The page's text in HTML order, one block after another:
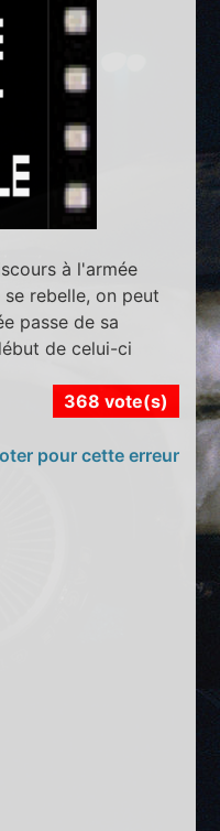
à l'armée
rebelle, on peut
passe de sa
de celui-ci
368 vote(s)
pour cette erreur